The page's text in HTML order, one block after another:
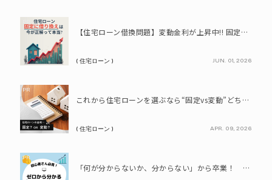
【住宅ローン借換問題】変動金利が上昇中!! 固定に借り換えるなら今が正解って本当? シミュレーションで比較してみよう
( 住宅ローン ) JUN. 01, 2026
PR
これから住宅ローンを選ぶなら“固定vs変動”どちらが正解? 9割が利用したいと答えた「いま決めなくてもいい」ローンとは!?
( 住宅ローン ) APR. 09, 2026
PR
「何が分からないか、分からない」から卒業！ SBIネオトレード証券で学ぶ、はじめての資産形成